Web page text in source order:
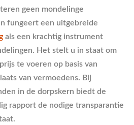
geen mondelinge
fungeert een uitgebreide
als een krachtig instrument
Het stelt u in staat om
te voeren op basis van
van vermoedens. Bij
in de dorpskern biedt de
rapport de nodige transparantie